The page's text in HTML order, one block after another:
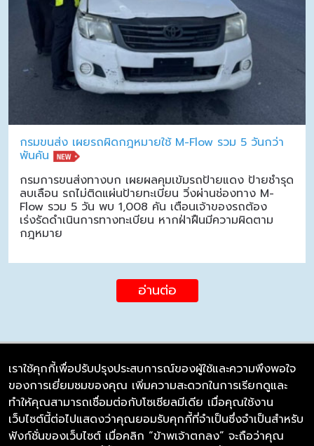
กรมขนส่ง เผยรถผิดกฎหมายใช้ M-Flow รวม 5 วันกว่า
พันคัน
กรมการขนส่งทางบก เผยผลคุมเข้มรถป้ายแดง ป้ายชำรุด
ลบเลือน รถไม่ติดแผ่นป้ายทะเบียน วิ่งผ่านช่องทาง M-
Flow รวม 5 วัน พบ 1,008 คัน เตือนเจ้าของรถต้อง
เร่งรัดดำเนินการทางทะเบียน หากฝ่าฝืนมีความผิดตาม
กฎหมาย
อ่านต่อ
บริษัท ซิมลิงค์ จำกัด
98/226 Bangrakyai-Baanmai Road,
Bangyai, Nonthaburi 11140
เราใช้คุกกี้เพื่อปรับปรุงประสบการณ์ของผู้ใช้และความพึงพอใจ
ของการเยี่ยมชมของคุณ เพิ่มความสะดวกในการเรียกดูและ
ทำให้คุณสามารถเชื่อมต่อกับโซเชียลมีเดีย เมื่อคุณใช้งาน
เว็บไซต์นี้ต่อไปแสดงว่าคุณยอมรับคุกกี้ที่จำเป็นซึ่งจำเป็นสำหรับ
ฟังก์ชั่นของเว็บไซต์ เมื่อคลิก “ข้าพเจ้าตกลง” จะถือว่าคุณ